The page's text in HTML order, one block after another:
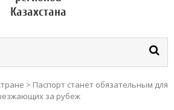
Казахстана
> Паспорт станет обязательным для
за рубеж